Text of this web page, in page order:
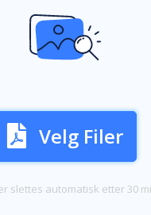
Velg Filer
slettes automatisk etter 30